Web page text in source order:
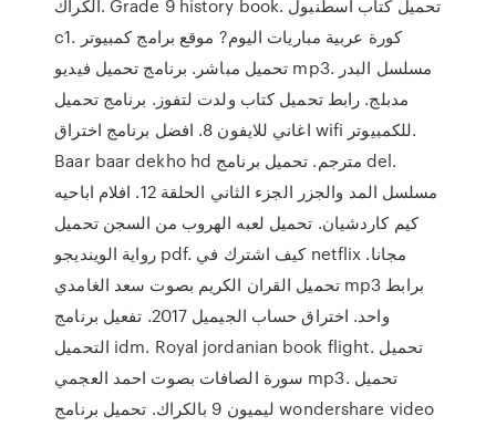
الكراك. Grade 9 history book. تحميل كتاب اسطنبول
c1. كورة عربية مباريات اليوم? موقع برامج كمبيوتر
تحميل مباشر. برنامج تحميل فيديو mp3. مسلسل البدر
مدبلج. رابط تحميل كتاب ولدت لتفوز. برنامج تحميل
اغاني للايفون 8. افضل برنامج اختراق wifi للكمبيوتر.
Baar baar dekho hd مترجم. تحميل برنامج del.
مسلسل المد والجزر الجزء الثاني الحلقة 12. افلام اباحيه
كيم كاردشيان. تحميل لعبه الهروب من السجن تحميل
رواية الوينديجو pdf. كيف اشترك في netflix مجانا.
تحميل القران الكريم بصوت سعد الغامدي mp3 برابط
واحد. اختراق حساب الجيميل 2017. تفعيل برنامج
التحميل idm. Royal jordanian book flight. تحميل
سورة الصافات بصوت احمد العجمي mp3. تحميل
ليميون 9 بالكراك. تحميل برنامج wondershare video